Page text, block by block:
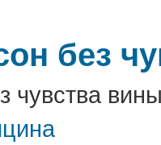
без
чувства